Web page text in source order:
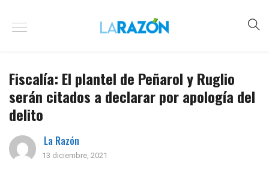
Fiscalía: El plantel de Peñarol y Ruglio
serán citados a declarar por apología del
delito
La Razón
13 diciembre, 2021